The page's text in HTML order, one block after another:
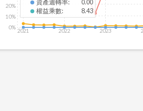
2021 2022 2023
0%
10%
20%
資產週轉率:
0.00
權益乘數: 8.43